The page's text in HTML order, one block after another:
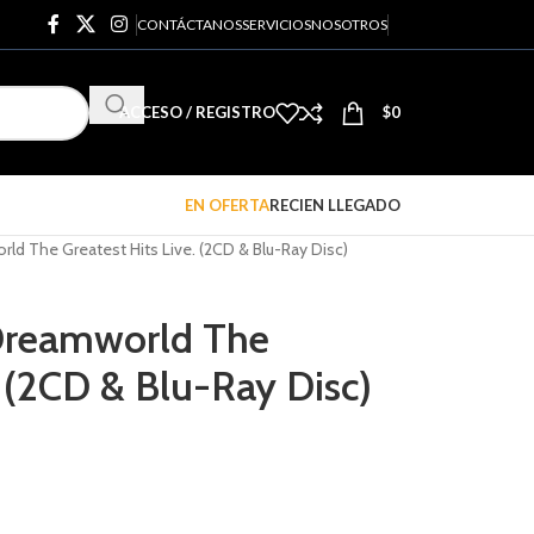
CONTÁCTANOSSERVICIOSNOSOTROS
ACCESO / REGISTRO $0
EN OFERTARECIEN LLEGADO
The Greatest Hits Live. (2CD & Blu-Ray Disc)
The
& Blu-Ray Disc)